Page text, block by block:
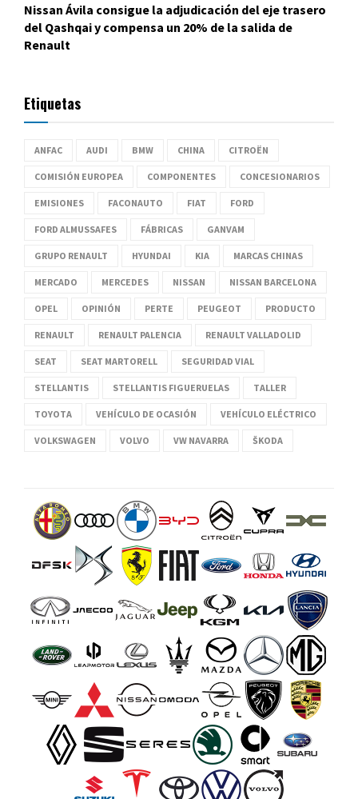
Nissan Ávila consigue la adjudicación del eje trasero
del Qashqai y compensa un 20% de la salida de
Renault
Etiquetas
ANFAC AUDI BMW CHINA CITROËN
COMISIÓN EUROPEA COMPONENTES CONCESIONARIOS
EMISIONES FACONAUTO FIAT FORD
FORD ALMUSSAFES FÁBRICAS GANVAM
GRUPO RENAULT HYUNDAI KIA MARCAS CHINAS
MERCADO MERCEDES NISSAN NISSAN BARCELONA
OPEL OPINIÓN PERTE PEUGEOT PRODUCTO
RENAULT RENAULT PALENCIA RENAULT VALLADOLID
SEAT SEAT MARTORELL SEGURIDAD VIAL
STELLANTIS STELLANTIS FIGUERUELAS TALLER
TOYOTA VEHÍCULO DE OCASIÓN VEHÍCULO ELÉCTRICO
VOLKSWAGEN VOLVO VW NAVARRA ŠKODA